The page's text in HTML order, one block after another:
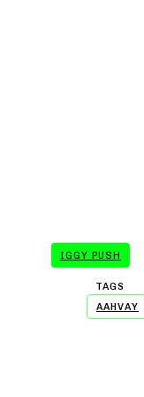
IGGY PUSH
TAGS
AAHVAY